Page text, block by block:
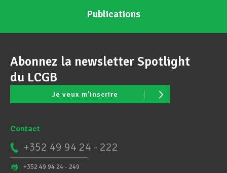
Publications
Abonnez la newsletter Spotlight
du LCGB
Je veux m'inscrire
Contact
+352 49 94 24 - 222
+352 49 94 24 - 249